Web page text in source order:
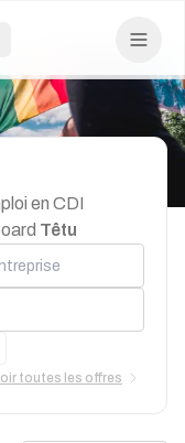
en CDI
Têtu
toutes les offres